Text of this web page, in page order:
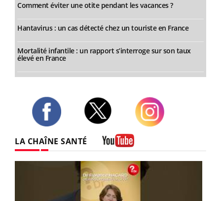
Comment éviter une otite pendant les vacances ?
Hantavirus : un cas détecté chez un touriste en France
Mortalité infantile : un rapport s’interroge sur son taux
élevé en France
LA CHAÎNE SANTÉ